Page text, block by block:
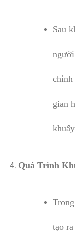
Sau
chỉnh
gian
Quá Trình
tạo